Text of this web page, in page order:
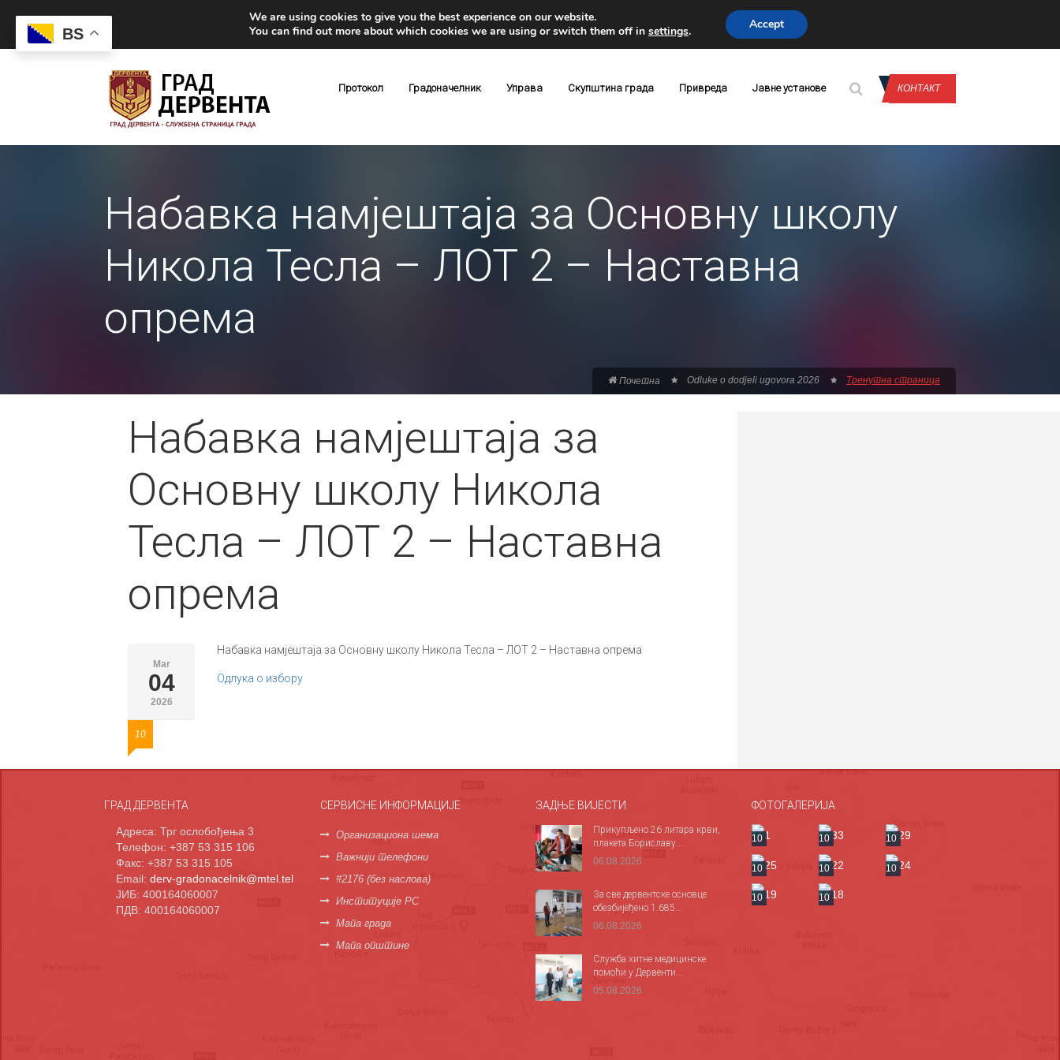
Протокол Градоначелник Управа Скупштина града Привреда Јавне установе КОНТАКТ
Набавка намјештаја за Основну школу
Никола Тесла – ЛОТ 2 – Наставна
опрема
Почетна Odluke o dodjeli ugovora 2026 Тренутна страница
Набавка намјештаја за
Основну школу Никола
Тесла – ЛОТ 2 – Наставна
опрема
Mar
04
2026
10
Набавка намјештаја за Основну школу Никола Тесла – ЛОТ 2 – Наставна опрема
Одлука о избору
ГРАД ДЕРВЕНТА
Адреса: Трг ослобођења 3
Телефон: +387 53 315 106
Факс: +387 53 315 105
Email: derv-gradonacelnik@mtel.tel
ЈИБ: 400164060007
ПДВ: 400164060007
СЕРВИСНЕ ИНФОРМАЦИЈЕ
Организациона шема
Важнији телефони
#2176 (без наслова)
Институције РС
Мапа града
Мапа општине
ЗАДЊЕ ВИЈЕСТИ
Прикупљено 26 литара крви,
плакета Бориславу...
06.08.2026
За све дервентске основце
обезбијеђено 1.685...
06.08.2026
Служба хитне медицинске
помоћи у Дервенти...
05.08.2026
ФОТОГАЛЕРИЈА
10 10 10
10 10 10
10 10
BS
We are using cookies to give you the best experience on our website.
You can find out more about which cookies we are using or switch them off in settings. Accept